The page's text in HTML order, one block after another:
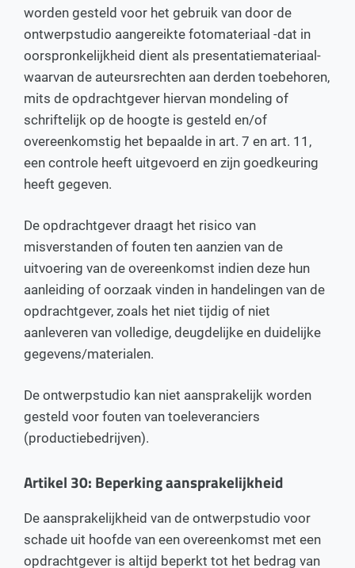
worden gesteld voor het gebruik van door de
ontwerpstudio aangereikte fotomateriaal -dat in
oorspronkelijkheid dient als presentatiemateriaal-
waarvan de auteursrechten aan derden toebehoren,
mits de opdrachtgever hiervan mondeling of
schriftelijk op de hoogte is gesteld en/of
overeenkomstig het bepaalde in art. 7 en art. 11,
een controle heeft uitgevoerd en zijn goedkeuring
heeft gegeven.
De opdrachtgever draagt het risico van
misverstanden of fouten ten aanzien van de
uitvoering van de overeenkomst indien deze hun
aanleiding of oorzaak vinden in handelingen van de
opdrachtgever, zoals het niet tijdig of niet
aanleveren van volledige, deugdelijke en duidelijke
gegevens/materialen.
De ontwerpstudio kan niet aansprakelijk worden
gesteld voor fouten van toeleveranciers
(productiebedrijven).
Artikel 30: Beperking aansprakelijkheid
De aansprakelijkheid van de ontwerpstudio voor
schade uit hoofde van een overeenkomst met een
opdrachtgever is altijd beperkt tot het bedrag van